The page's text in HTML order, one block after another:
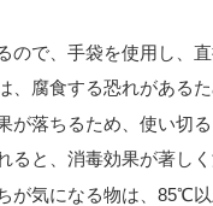
ので、手袋を使用し、
、腐食する恐れがある
が落ちるため、使い切る
ると、消毒効果が著し
が気になる物は、85℃